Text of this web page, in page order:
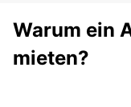
Warum ein
mieten?